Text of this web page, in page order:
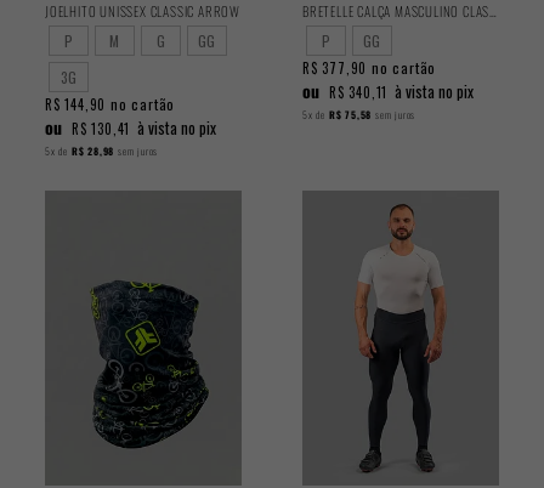
JOELHITO UNISSEX CLASSIC ARROW
P M G
GG
3G
R$ 144,90 no cartão
ou R$ 130,41 à vista no pix
5x de R$ 28,98 sem juros
BRETELLE CALÇA MASCULINO CLASSIC
P GG
R$ 377,90 no cartão
ou R$ 340,11 à vista no pix
5x de R$ 75,58 sem juros